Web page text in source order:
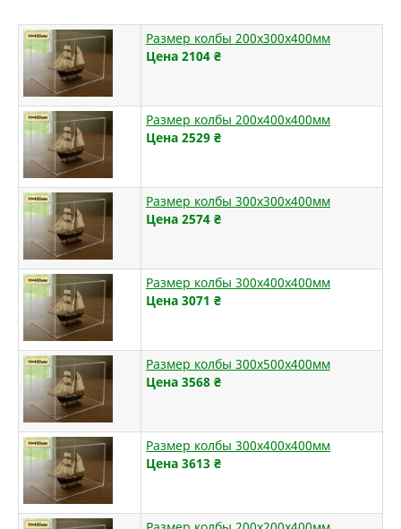
Размер колбы 200х300х400мм
Цена 2104 ₴
Размер колбы 200х400х400мм
Цена 2529 ₴
Размер колбы 300х300х400мм
Цена 2574 ₴
Размер колбы 300х400х400мм
Цена 3071 ₴
Размер колбы 300х500х400мм
Цена 3568 ₴
Размер колбы 300х400х400мм
Цена 3613 ₴